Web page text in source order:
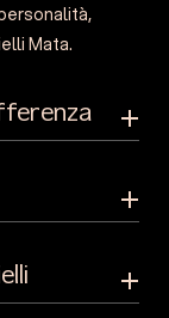
Mata.